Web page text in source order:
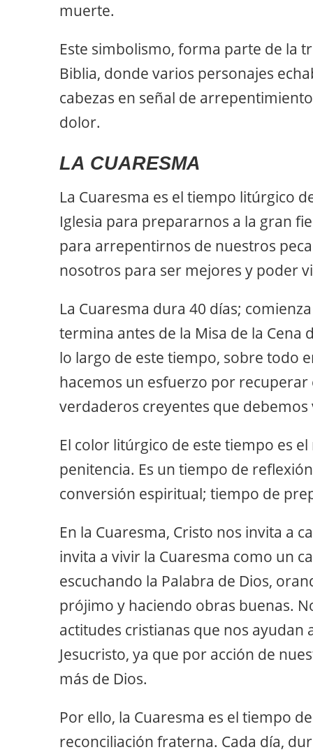
muerte.
Este simbolismo, forma parte de la
Biblia, donde varios personajes
cabezas en señal de
dolor.
LA CUARESMA
La Cuaresma es el tiempo litúrgico
Iglesia para prepararnos a la gran
para arrepentirnos de nuestros
nosotros para ser mejores y poder
La Cuaresma dura 40 días;
termina antes de la Misa de la Cena
lo largo de este tiempo, sobre todo
hacemos un esfuerzo por
verdaderos creyentes que
El color litúrgico de este tiempo es
penitencia. Es un tiempo de
conversión espiritual; tiempo de
En la Cuaresma, Cristo nos invita a
invita a vivir la Cuaresma como un
escuchando la Palabra de Dios,
prójimo y haciendo obras buenas.
actitudes cristianas que nos ayudan
Jesucristo, ya que por acción de
más de Dios.
Por ello, la Cuaresma es el tiempo
reconciliación fraterna. Cada día,